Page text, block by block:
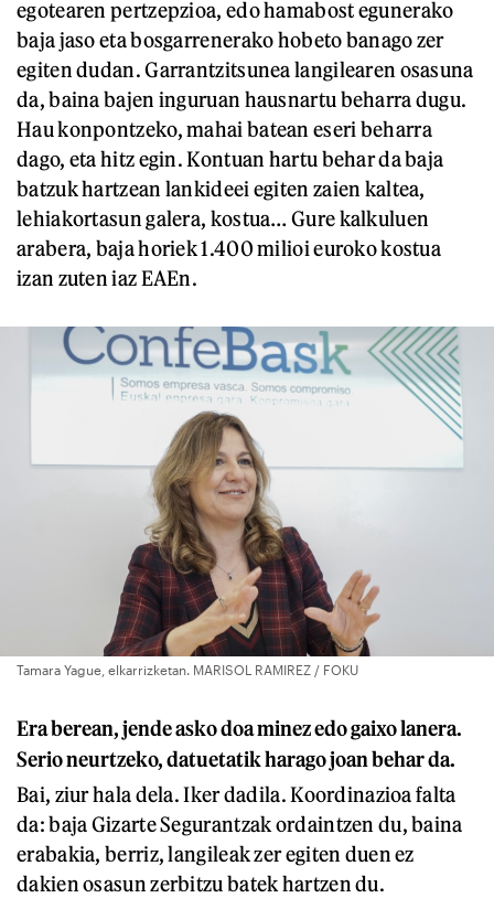
egotearen pertzepzioa, edo hamabost egunerako
baja jaso eta bosgarrenerako hobeto banago zer
egiten dudan. Garrantzitsunea langilearen osasuna
da, baina bajen inguruan hausnartu beharra dugu.
Hau konpontzeko, mahai batean eseri beharra
dago, eta hitz egin. Kontuan hartu behar da baja
batzuk hartzean lankideei egiten zaien kaltea,
lehiakortasun galera, kostua… Gure kalkuluen
arabera, baja horiek 1.400 milioi euroko kostua
izan zuten iaz EAEn.
Tamara Yague, elkarrizketan. MARISOL RAMIREZ / FOKU
Era berean, jende asko doa minez edo gaixo lanera.
Serio neurtzeko, datuetatik harago joan behar da.
Bai, ziur hala dela. Iker dadila. Koordinazioa falta
da: baja Gizarte Segurantzak ordaintzen du, baina
erabakia, berriz, langileak zer egiten duen ez
dakien osasun zerbitzu batek hartzen du.